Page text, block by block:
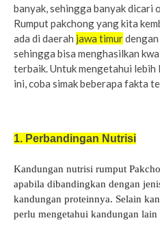
banyak, sehingga banyak dicari
Rumput pakchong yang kita
ada di daerah jawa timur
sehingga bisa menghasilkan
terbaik. Untuk mengetahui
ini, coba simak beberapa fakta
1. Perbandingan Nutrisi
Kandungan nutrisi rumput
apabila dibandingkan dengan
kandungan proteinnya. Selain
perlu mengetahui kandungan lain